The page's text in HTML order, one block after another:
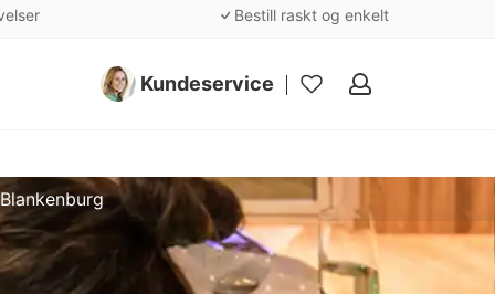
Bestill raskt og enkelt
Kundeservice
Mine